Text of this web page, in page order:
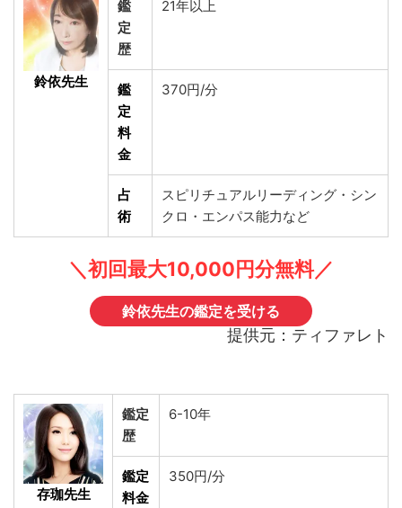
鈴依先生
鑑
定
歴
21年以上
鑑
定
料
金
370円/分
占
術
スピリチュアルリーディング・シン
クロ・エンパス能力など
＼初回最大10,000円分無料／
鈴依先生の鑑定を受ける
提供元：ティファレト
存珈先生
鑑定
歴
6-10年
鑑定
料金
350円/分